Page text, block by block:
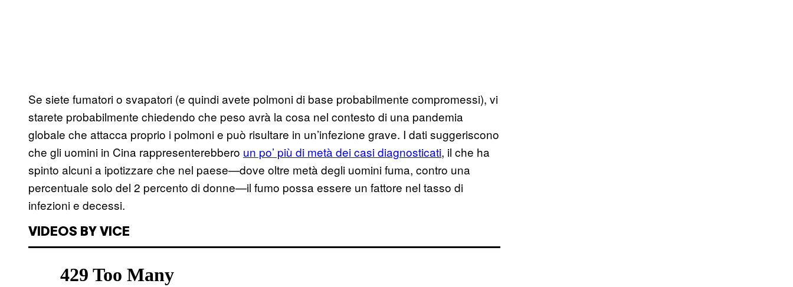
Se siete fumatori o svapatori (e quindi avete polmoni di base probabilmente compromessi), vi
starete probabilmente chiedendo che peso avrà la cosa nel contesto di una pandemia
globale che attacca proprio i polmoni e può risultare in un’infezione grave. I dati suggeriscono
che gli uomini in Cina rappresenterebbero un po’ più di metà dei casi diagnosticati, il che ha
spinto alcuni a ipotizzare che nel paese—dove oltre metà degli uomini fuma, contro una
percentuale solo del 2 percento di donne—il fumo possa essere un fattore nel tasso di
infezioni e decessi.
VIDEOS BY VICE